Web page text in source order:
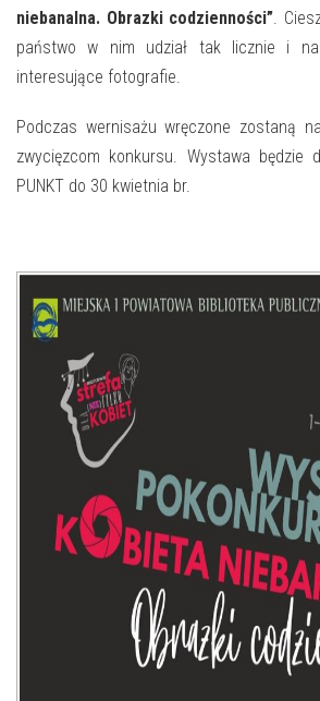
WYDARZENIA KULTURALNE
FOTO
E-INFORMATOR
O NAS
niebanalna. Obrazki codzienności”.
państwo w nim udział tak licznie i
interesujące fotografie.
Podczas wernisażu wręczone zostaną
zwycięzcom konkursu. Wystawa będzie
PUNKT do 30 kwietnia br.